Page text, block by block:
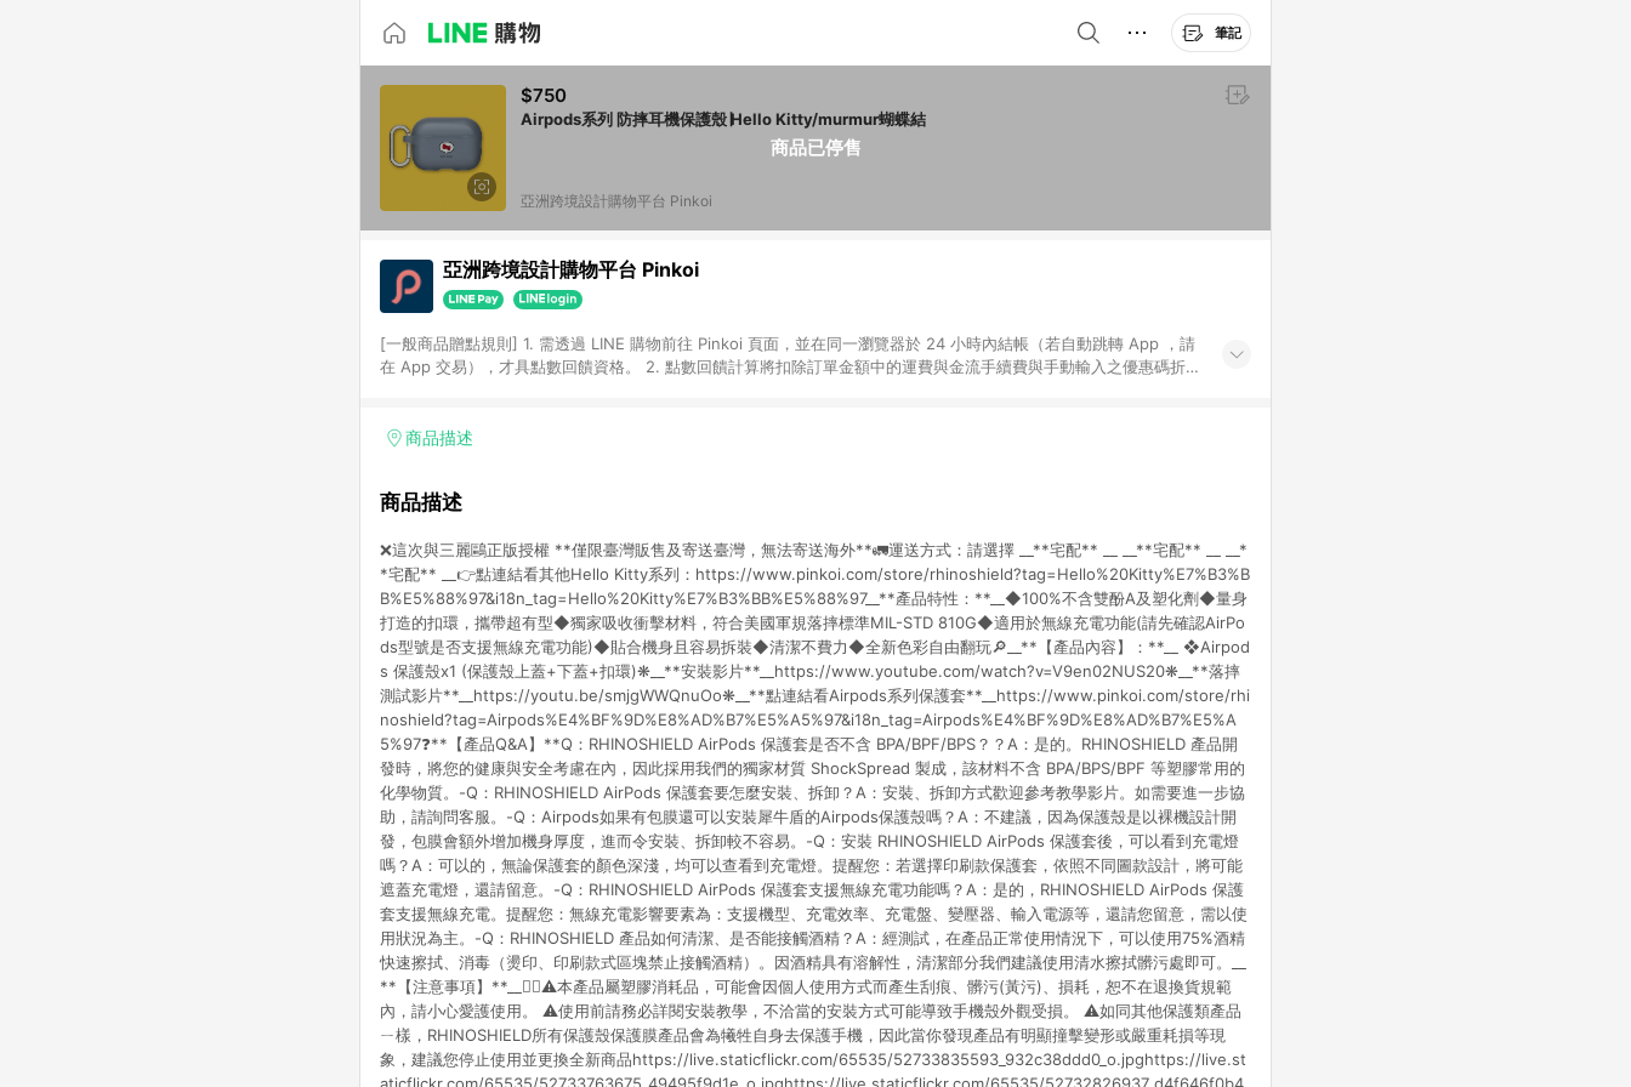
筆記
商品已停售
$750
Airpods系列 防摔耳機保護殼∣Hello Kitty/murmur蝴蝶結
亞洲跨境設計購物平台 Pinkoi
亞洲跨境設計購物平台 Pinkoi
[一般商品贈點規則] 1. 需透過 LINE 購物前往 Pinkoi 頁面，並在同一瀏覽器於 24 小時內結帳（若自動跳轉 App ，請
在 App 交易），才具點數回饋資格。 2. 點數回饋計算將扣除訂單金額中的運費與金流手續費與手動輸入之優惠碼折
格，部分退款不在此限。 6. APP 請更新至Android v4.6.0 / iOS v4.1.5 以上才具贈點資格。 7. 點數將於出貨後 45 天
使用規則請以點數紅包活動說明為準。 11. 若於 LINE 購物前往 Pinkoi 頁面後才首次下載 Pinkoi APP 並完成訂單，不
商品描述
商品描述
❌這次與三麗鷗正版授權 **僅限臺灣販售及寄送臺灣，無法寄送海外**🚛運送方式：請選擇 __**宅配** __ __**宅配** __ __*
*宅配** __👉點連結看其他Hello Kitty系列：https://www.pinkoi.com/store/rhinoshield?tag=Hello%20Kitty%E7%B3%B
B%E5%88%97&i18n_tag=Hello%20Kitty%E7%B3%BB%E5%88%97__**產品特性：**__◆100%不含雙酚A及塑化劑◆量身
打造的扣環，攜帶超有型◆獨家吸收衝擊材料，符合美國軍規落摔標準MIL-STD 810G◆適用於無線充電功能(請先確認AirPo
ds型號是否支援無線充電功能)◆貼合機身且容易拆裝◆清潔不費力◆全新色彩自由翻玩🔎__**【產品內容】：**__ ❖Airpod
s 保護殼x1 (保護殼上蓋+下蓋+扣環)❋__**安裝影片**__https://www.youtube.com/watch?v=V9en02NUS20❋__**落摔
測試影片**__https://youtu.be/smjgWWQnuOo❋__**點連結看Airpods系列保護套**__https://www.pinkoi.com/store/rhi
noshield?tag=Airpods%E4%BF%9D%E8%AD%B7%E5%A5%97&i18n_tag=Airpods%E4%BF%9D%E8%AD%B7%E5%A
5%97❓**【產品Q&A】**Q：RHINOSHIELD AirPods 保護套是否不含 BPA/BPF/BPS？？A：是的。RHINOSHIELD 產品開
發時，將您的健康與安全考慮在內，因此採用我們的獨家材質 ShockSpread 製成，該材料不含 BPA/BPS/BPF 等塑膠常用的
化學物質。-Q：RHINOSHIELD AirPods 保護套要怎麼安裝、拆卸？A：安裝、拆卸方式歡迎參考教學影片。如需要進一步協
助，請詢問客服。-Q：Airpods如果有包膜還可以安裝犀牛盾的Airpods保護殼嗎？A：不建議，因為保護殼是以裸機設計開
發，包膜會額外增加機身厚度，進而令安裝、拆卸較不容易。-Q：安裝 RHINOSHIELD AirPods 保護套後，可以看到充電燈
嗎？A：可以的，無論保護套的顏色深淺，均可以查看到充電燈。提醒您：若選擇印刷款保護套，依照不同圖款設計，將可能
遮蓋充電燈，還請留意。-Q：RHINOSHIELD AirPods 保護套支援無線充電功能嗎？A：是的，RHINOSHIELD AirPods 保護
套支援無線充電。提醒您：無線充電影響要素為：支援機型、充電效率、充電盤、變壓器、輸入電源等，還請您留意，需以使
用狀況為主。-Q：RHINOSHIELD 產品如何清潔、是否能接觸酒精？A：經測試，在產品正常使用情況下，可以使用75%酒精
快速擦拭、消毒（燙印、印刷款式區塊禁止接觸酒精）。因酒精具有溶解性，清潔部分我們建議使用清水擦拭髒污處即可。__
**【注意事項】**__👇🏻⚠️本產品屬塑膠消耗品，可能會因個人使用方式而產生刮痕、髒污(黃污)、損耗，恕不在退換貨規範
內，請小心愛護使用。 ⚠️使用前請務必詳閱安裝教學，不洽當的安裝方式可能導致手機殼外觀受損。 ⚠️如同其他保護類產品
ㄧ樣，RHINOSHIELD所有保護殼保護膜產品會為犧牲自身去保護手機，因此當你發現產品有明顯撞擊變形或嚴重耗損等現
象，建議您停止使用並更換全新商品https://live.staticflickr.com/65535/52733835593_932c38ddd0_o.jpghttps://live.st